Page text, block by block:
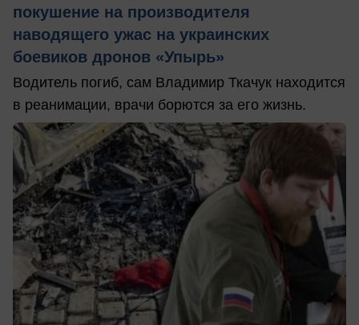
покушение на производителя
наводящего ужас на украинских
боевиков дронов «Упырь»
Водитель погиб, сам Владимир Ткачук находится
в реанимации, врачи борются за его жизнь.